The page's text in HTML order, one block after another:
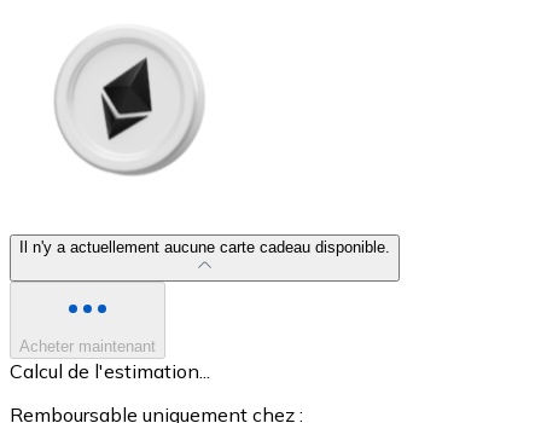
XRP
Il n'y a actuellement aucune carte cadeau disponible.
Acheter maintenant
Calcul de l'estimation...
Remboursable uniquement chez :